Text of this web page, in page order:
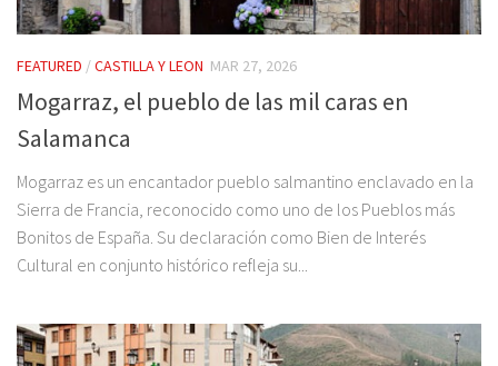
FEATURED /CASTILLA Y LEON MAR 27, 2026
Mogarraz, el pueblo de las mil caras en
Salamanca
Mogarraz es un encantador pueblo salmantino enclavado en la
Sierra de Francia, reconocido como uno de los Pueblos más
Bonitos de España. Su declaración como Bien de Interés
Cultural en conjunto histórico refleja su...